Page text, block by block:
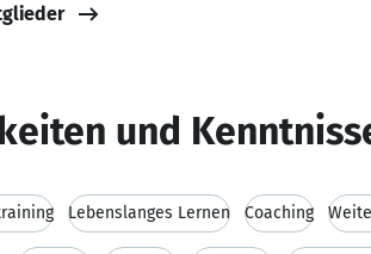
und
Lebenslanges Lernen Coaching